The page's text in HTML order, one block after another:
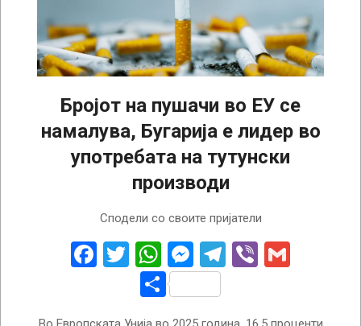
Бројот на пушачи во ЕУ се
намалува, Бугарија е лидер во
употребата на тутунски
производи
Сподели со своите пријатели
Facebook
Twitter
WhatsApp
Messenger
Telegram
Viber
Share